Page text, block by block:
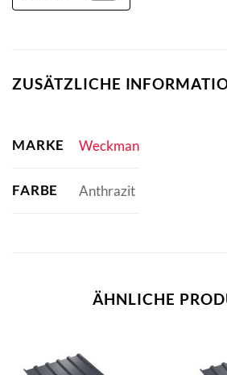
ZUSÄTZLICHE
MARKE Weckman
FARBE Anthrazit
ÄHNLICHE